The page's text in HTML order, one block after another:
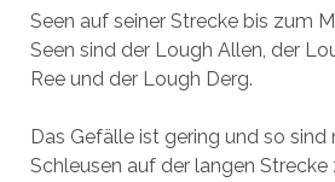
Seen auf seiner Strecke bis zum
Seen sind der Lough Allen, der
Ree und der Lough Derg.
Das Gefälle ist gering und so sind
Schleusen auf der langen Strecke